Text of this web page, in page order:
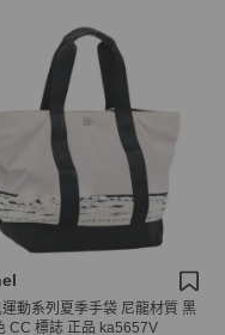
動系列夏季手袋 尼龍材質 黑
CC 標誌 正品 ka5657V